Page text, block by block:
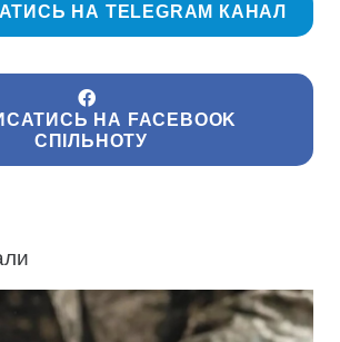
НА TELEGRAM КАНАЛ
НА FACEBOOK
СПІЛЬНОТУ